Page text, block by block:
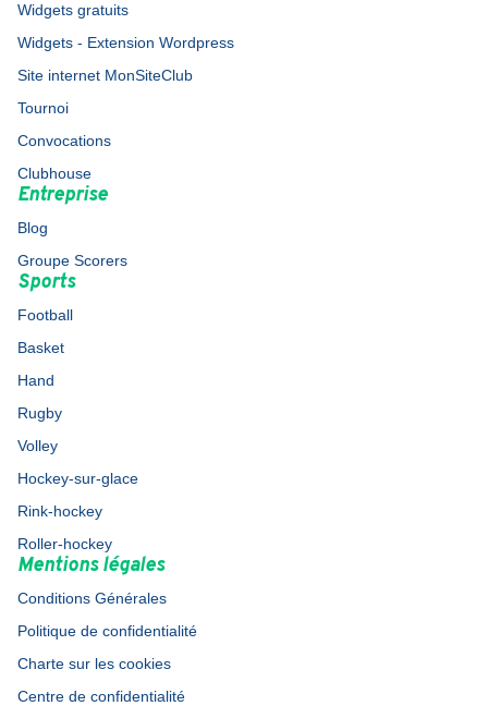
Widgets gratuits
Widgets - Extension Wordpress
Site internet MonSiteClub
Tournoi
Convocations
Clubhouse
Entreprise
Blog
Groupe Scorers
Sports
Football
Basket
Hand
Rugby
Volley
Hockey-sur-glace
Rink-hockey
Roller-hockey
Mentions légales
Conditions Générales
Politique de confidentialité
Charte sur les cookies
Centre de confidentialité